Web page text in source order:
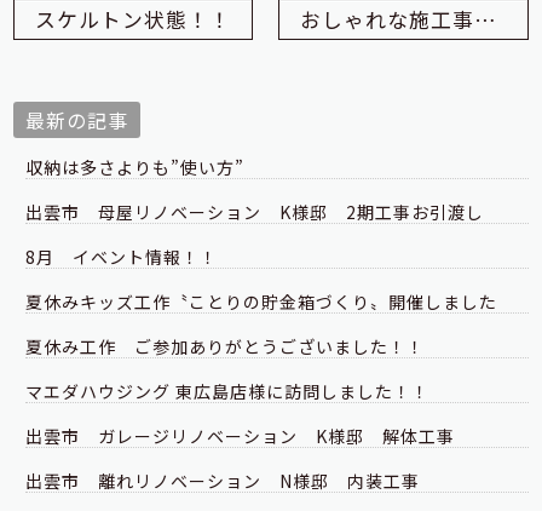
スケルトン状態！！
おしゃれな施工事例
最新の記事
収納は多さよりも”使い方”
出雲市 母屋リノベーション K様邸 2期工事お引渡し
8月 イベント情報！！
夏休みキッズ工作〝ことりの貯金箱づくり〟開催しました
夏休み工作 ご参加ありがとうございました！！
マエダハウジング 東広島店様に訪問しました！！
出雲市 ガレージリノベーション K様邸 解体工事
出雲市 離れリノベーション N様邸 内装工事